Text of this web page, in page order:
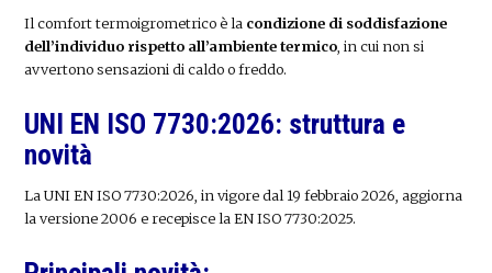
Il comfort termoigrometrico è la condizione di soddisfazione
dell’individuo rispetto all’ambiente termico , in cui non si
avvertono sensazioni di caldo o freddo.
UNI EN ISO 7730:2026: struttura e
novità
La UNI EN ISO 7730:2026, in vigore dal 19 febbraio 2026, aggiorna
la versione 2006 e recepisce la EN ISO 7730:2025.